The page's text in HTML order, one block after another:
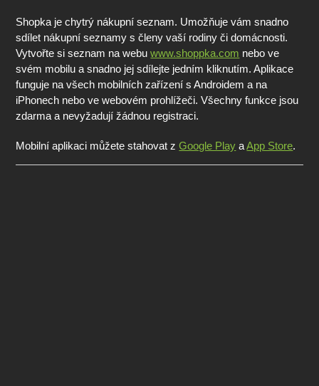
Shopka je chytrý nákupní seznam. Umožňuje vám snadno
sdílet nákupní seznamy s členy vaší rodiny či domácnosti.
Vytvořte si seznam na webuwww.shoppka.com nebo ve
svém mobilu a snadno jej sdílejte jedním kliknutím. Aplikace
funguje na všech mobilních zařízení s Androidem a na
iPhonech nebo ve webovém prohlížeči. Všechny funkce jsou
zdarma a nevyžadují žádnou registraci.
Mobilní aplikaci můžete stahovat zGoogle Play aApp Store.